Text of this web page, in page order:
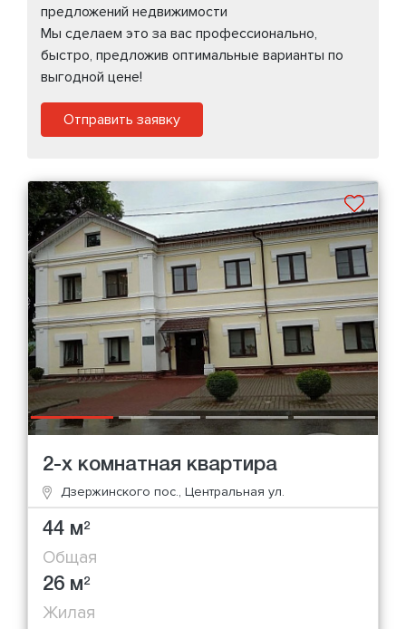
предложений недвижимости
Мы сделаем это за вас профессионально,
быстро, предложив оптимальные варианты по
выгодной цене!
Отправить заявку
2-х комнатная квартира
Дзержинского пос., Центральная ул.
44 м2
Общая
26 м2
Жилая